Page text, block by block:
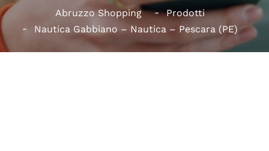
Abruzzo Shopping
Prodotti
Nautica Gabbiano – Nautica – Pescara (PE)